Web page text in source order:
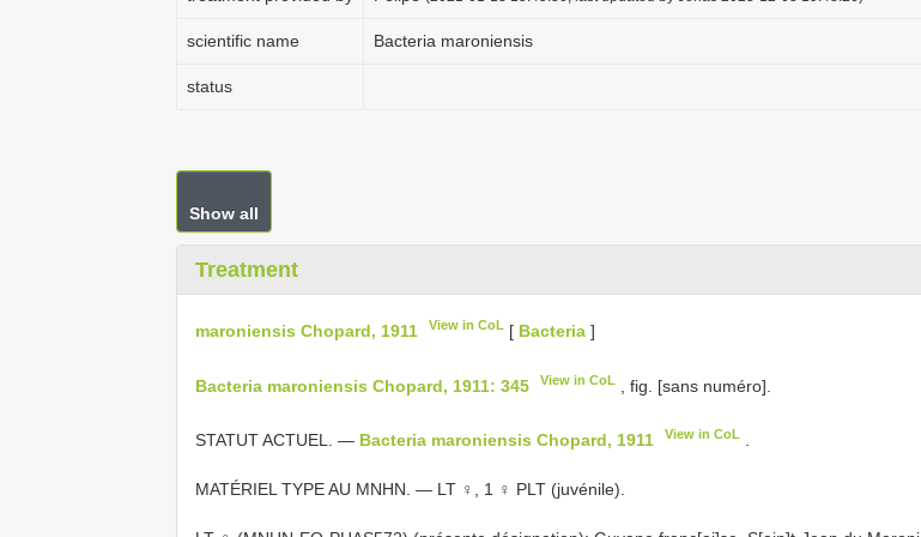
scientific name Bacteria maroniensis
status
Show all
Treatment
maroniensis Chopard, 1911 View in CoL [ Bacteria ]
Bacteria maroniensis Chopard, 1911: 345 View in CoL , fig. [sans numéro].
STATUT ACTUEL. — Bacteria maroniensis Chopard, 1911 View in CoL
MATÉRIEL TYPE AU MNHN. — LT ♀, 1 ♀ PLT (juvénile).